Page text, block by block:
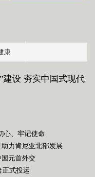
康
建设 夯实中国式现代
心、牢记使命
力肯尼亚北部发展
元首外交
正式投运